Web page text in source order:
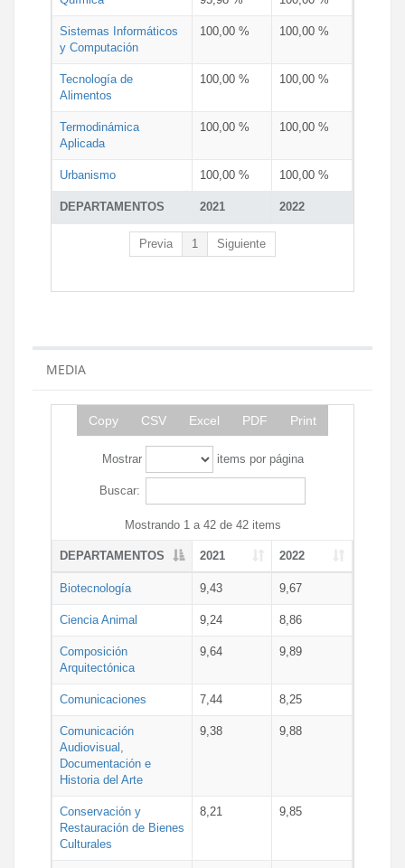
DEPARTAMENTOS 2021 2022
Sistemas Informáticos
y Computación
100,00 % 100,00 %
Tecnología de
Alimentos
100,00 % 100,00 %
Termodinámica
Aplicada
100,00 % 100,00 %
Urbanismo 100,00 % 100,00 %
Previa 1 Siguiente
MEDIA
Copy CSV Excel PDF Print
Mostrar items por página
Buscar:
Mostrando 1 a 42 de 42 items
DEPARTAMENTOS 2021 2022
Biotecnología 9,43 9,67
Ciencia Animal 9,24 8,86
Composición
Arquitectónica
9,64 9,89
Comunicaciones 7,44 8,25
Comunicación
Audiovisual,
Documentación e
Historia del Arte
9,38 9,88
Conservación y
Restauración de Bienes
Culturales
8,21 9,85